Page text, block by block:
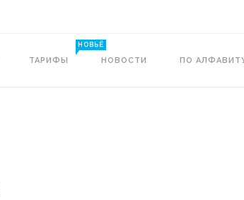
ТАРИФЫ
НОВЬЁ
НОВОСТИ ПО